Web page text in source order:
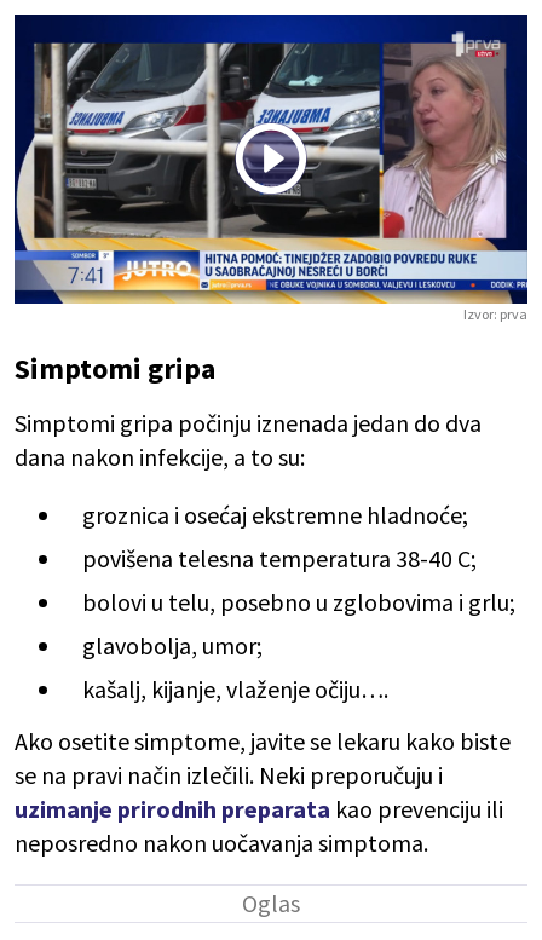
Play
Izvor: prva
Simptomi gripa
Simptomi gripa počinju iznenada jedan do dva
dana nakon infekcije, a to su:
groznica i osećaj ekstremne hladnoće;
povišena telesna temperatura 38-40 C;
bolovi u telu, posebno u zglobovima i grlu;
glavobolja, umor;
kašalj, kijanje, vlaženje očiju….
Ako osetite simptome, javite se lekaru kako biste
se na pravi način izlečili. Neki preporučuju i
uzimanje prirodnih preparata kao prevenciju ili
neposredno nakon uočavanja simptoma.